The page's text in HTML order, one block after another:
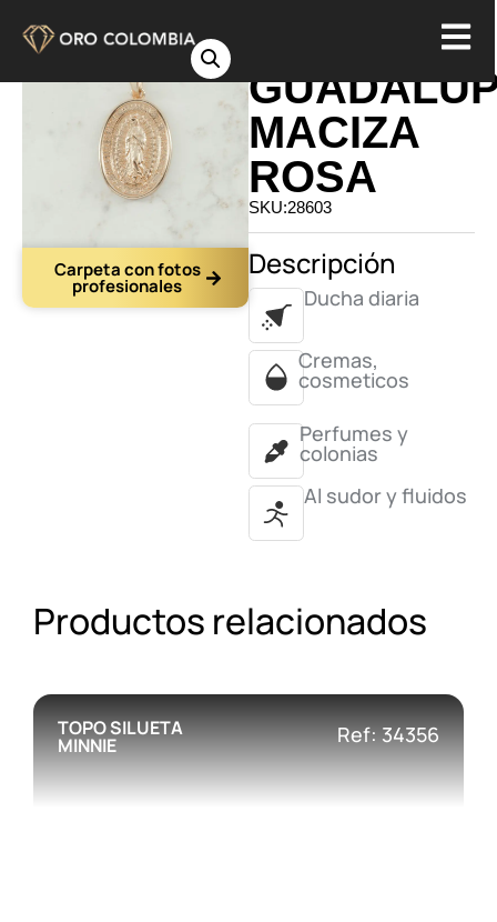
Carpeta con fotos
profesionales
MACIZA
ROSA
SKU:28603
Descripción
Ducha diaria
Cremas,
cosmeticos
Perfumes y
colonias
Al sudor y fluidos
Productos relacionados
TOPO SILUETA
MINNIE Ref: 34356